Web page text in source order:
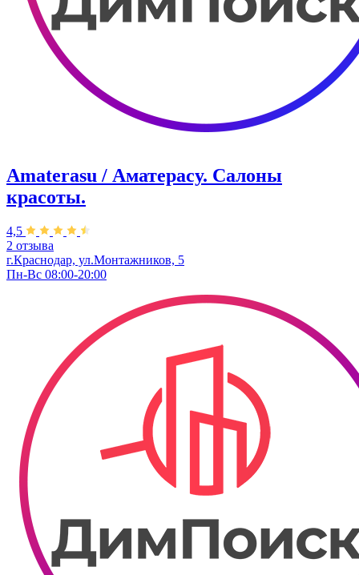
Amaterasu / Аматерасу. Салоны
красоты.
4,5
2 отзыва
г.Краснодар, ул.Монтажников, 5
Пн-Вс 08:00-20:00